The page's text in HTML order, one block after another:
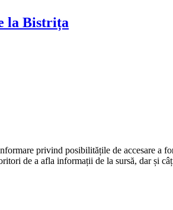
la Bistrița
privind posibilitățile de accesare
de a afla informații de la sursă, dar și